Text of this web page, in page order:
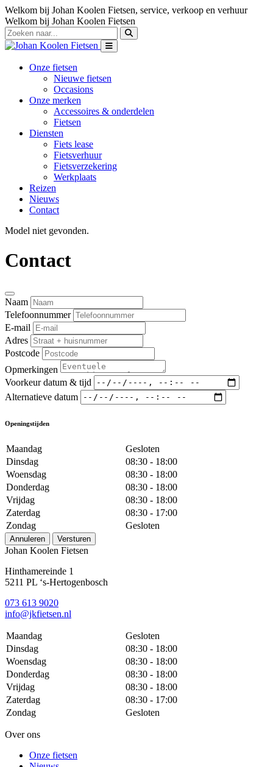
Welkom bij Johan Koolen Fietsen, service, verkoop en verhuur
Welkom bij Johan Koolen Fietsen
Onze fietsen
Nieuwe fietsen
Occasions
Onze merken
Accessoires & onderdelen
Fietsen
Diensten
Fiets lease
Fietsverhuur
Fietsverzekering
Werkplaats
Reizen
Nieuws
Contact
Model niet gevonden.
Contact
Naam
Telefoonnummer
E-mail
Adres
Postcode
Opmerkingen
Voorkeur datum & tijd
Alternatieve datum
Openingstijden
Maandag
Gesloten
Dinsdag
08:30 - 18:00
Woensdag
08:30 - 18:00
Donderdag
08:30 - 18:00
Vrijdag
08:30 - 18:00
Zaterdag
08:30 - 17:00
Zondag
Gesloten
Annuleren Versturen
Johan Koolen Fietsen
Hinthamereinde 1
5211 PL ‘s-Hertogenbosch
073 613 9020
info@jkfietsen.nl
Maandag
Gesloten
Dinsdag
08:30 - 18:00
Woensdag
08:30 - 18:00
Donderdag
08:30 - 18:00
Vrijdag
08:30 - 18:00
Zaterdag
08:30 - 17:00
Zondag
Gesloten
Over ons
Onze fietsen